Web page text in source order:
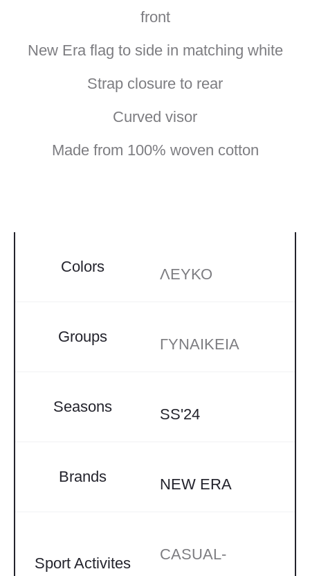
front
New Era flag to side in matching white
Strap closure to rear
Curved visor
Made from 100% woven cotton
Colors ΛΕΥΚΟ
Groups ΓΥΝΑΙΚΕΙΑ
Seasons SS'24
Brands NEW ERA
Sport Activites
CASUAL-